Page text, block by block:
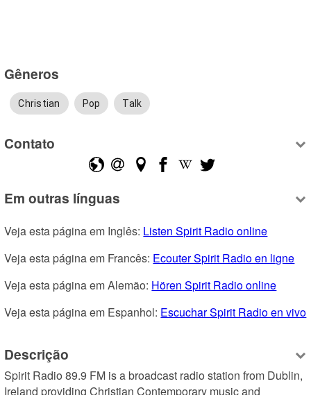
Gêneros
Christian Pop Talk
Contato
Em outras línguas
Veja esta página em Inglês: Listen Spirit Radio online
Veja esta página em Francês: Ecouter Spirit Radio en ligne
Veja esta página em Alemão: Hören Spirit Radio online
Veja esta página em Espanhol: Escuchar Spirit Radio en vivo
Descrição
Spirit Radio 89.9 FM is a broadcast radio station from Dublin,
Ireland providing Christian Contemporary music and